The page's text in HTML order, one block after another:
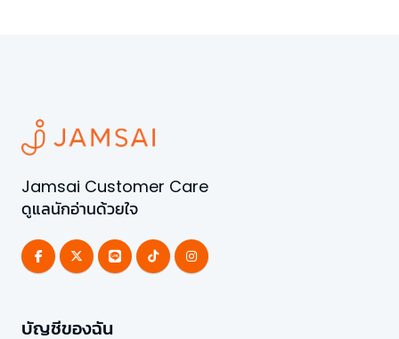
Jamsai Customer Care
ดูแลนักอ่านด้วยใจ
บัญชีของฉัน